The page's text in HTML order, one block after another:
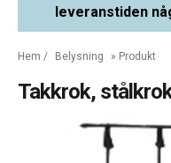
leveranstiden
Hem / Belysning » Produkt
Takkrok,